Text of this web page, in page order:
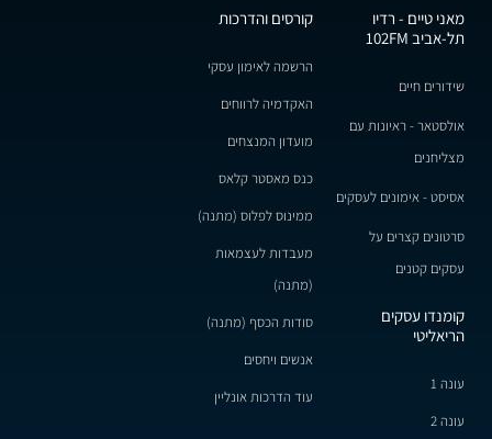
מאני טיים - רדיו
תל-אביב 102FM
שידורים חיים
אולסטאר - ראיונות עם
מצליחנים
אסיסט - אימונים לעסקים
סרטונים קצרים על
עסקים קטנים
קומנדו עסקים
הריאליטי
עונה 1
עונה 2
קורסים והדרכות
הרשמה לאימון עסקי
האקדמיה לרווחים
מועדון המנצחים
כנס מאסטר קלאס
ממינוס לפלוס (מתנה)
מעבדות לעצמאות
(מתנה)
סודות הכסף (מתנה)
אנשים ויחסים
עוד הדרכות אונליין